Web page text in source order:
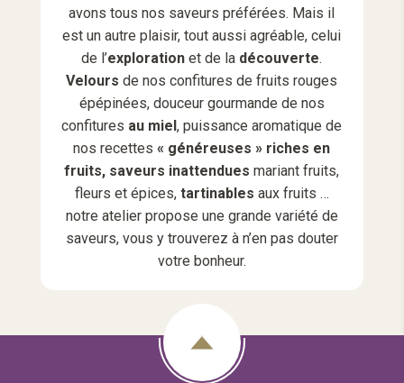
avons tous nos saveurs préférées. Mais il
est un autre plaisir, tout aussi agréable, celui
de l’exploration et de la découverte.
Velours de nos confitures de fruits rouges
épépinées, douceur gourmande de nos
confitures au miel, puissance aromatique de
nos recettes« généreuses » riches en
fruits, saveurs inattendues mariant fruits,
fleurs et épices, tartinables aux fruits …
notre atelier propose une grande variété de
saveurs, vous y trouverez à n’en pas douter
votre bonheur.